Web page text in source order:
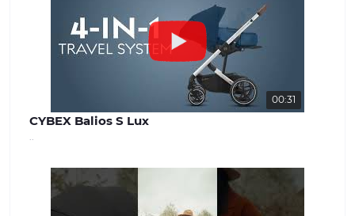
00:31
CYBEX Balios S Lux